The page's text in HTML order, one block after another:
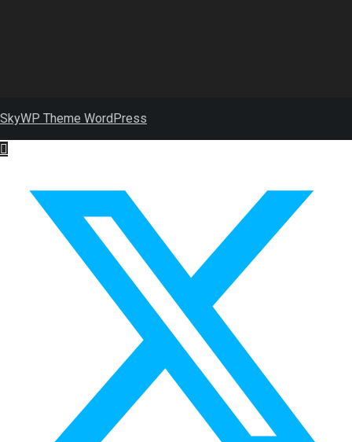
SkyWP Theme WordPress